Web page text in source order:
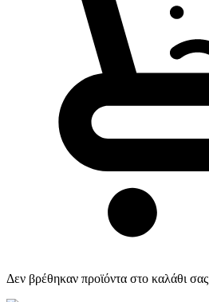
Δεν βρέθηκαν προϊόντα στο καλάθι σας